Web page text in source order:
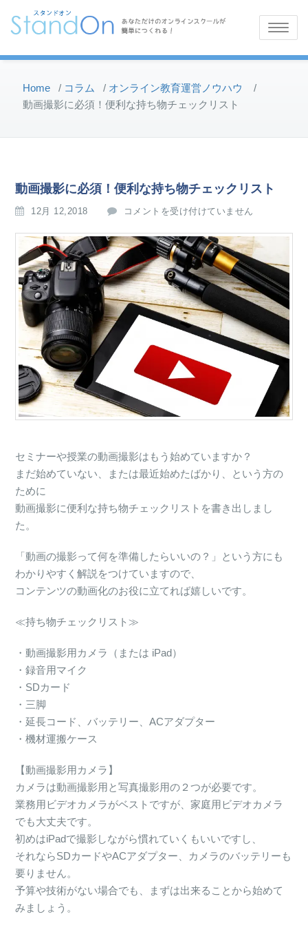
Toggle
Home / コラム / オンライン教育運営ノウハウ
/
動画撮影に必須！便利な持ち物チェックリスト
動画撮影に必須！便利な持ち物チェックリスト
12月 12,2018
動
撮
影
に
必
須！
便
利
な
ち
物
ェ
ッ
ス
ト
コメントを受け付けていません
セミナーや授業の動画撮影はもう始めていますか？
まだ始めていない、または最近始めたばかり、という方の
ために
動画撮影に便利な持ち物チェックリストを書き出しまし
た。
「動画の撮影って何を準備したらいいの？」という方にも
わかりやすく解説をつけていますので、
コンテンツの動画化のお役に立てれば嬉しいです。
≪持ち物チェックリスト≫
・動画撮影用カメラ（または iPad）
・録音用マイク
・SDカード
・三脚
・延長コード、バッテリー、ACアダプター
・機材運搬ケース
【動画撮影用カメラ】
カメラは動画撮影用と写真撮影用の２つが必要です。
業務用ビデオカメラがベストですが、家庭用ビデオカメラ
でも大丈夫です。
初めはiPadで撮影しながら慣れていくもいいですし、
それならSDカードやACアダプター、カメラのバッテリーも
要りません。
予算や技術がない場合でも、まずは出来ることから始めて
みましょう。